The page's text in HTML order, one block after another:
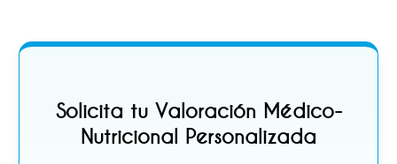
Solicita tu Valoración Médico-
Nutricional Personalizada